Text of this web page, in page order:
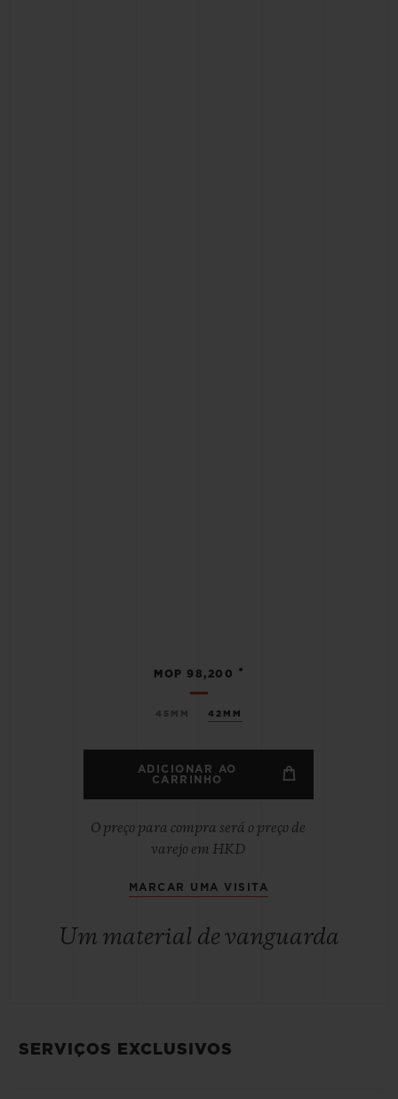
45MM 42MM
MOP 98,200 •
ADICIONAR AO
CARRINHO
O preço para compra será o preço de
varejo em HKD
MARCAR UMA VISITA
Um material de vanguarda
SERVIÇOS EXCLUSIVOS